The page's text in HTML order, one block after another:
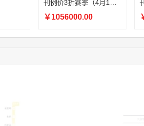
该媒体所在商家
了该媒体所在商家
刊例价3折赛季（4月1日-
8月8日）
￥1056000.00